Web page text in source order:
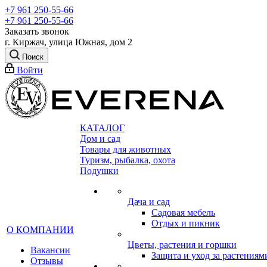
+7 961 250-55-66
+7 961 250-55-66
Заказать звонок
г. Киржач, улица Южная, дом 2
Поиск
Войти
О КОМПАНИИ
Вакансии
Отзывы
КАТАЛОГ
Дом и сад
Товары для животных
Туризм, рыбалка, охота
Подушки
Дача и сад
Садовая мебель
Отдых и пикник
Цветы, растения и горшки
Защита и уход за